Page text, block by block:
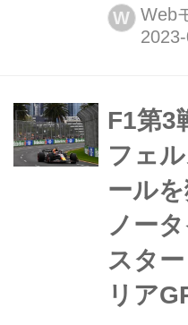
セロナ郊
サーキッ
トン、3位
ジ・ラッ
ファタウ
W Web
F1第3
フェ
ール
ノー
スタ
リア